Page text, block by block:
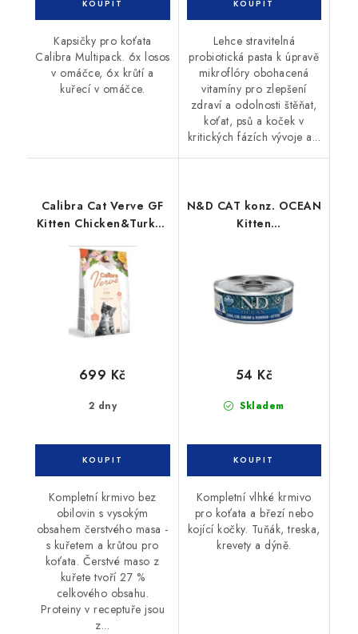
Kapsičky pro koťata
Calibra Multipack. 6x losos
v omáčce, 6x krůtí a
kuřecí v omáčce.
Lehce stravitelná
probiotická pasta k úpravě
mikroflóry obohacená
vitamíny pro zlepšení
zdraví a odolnosti štěňat,
koťat, psů a koček v
kritických fázích vývoje a...
Calibra Cat Verve GF
Kitten Chicken&Turkey
2 dny
699 Kč
Kompletní krmivo bez
obilovin s vysokým
obsahem čerstvého masa -
s kuřetem a krůtou pro
koťata. Čerstvé maso z
kuřete tvoří 27 %
celkového obsahu.
Proteiny v receptuře jsou
z...
N&D CAT konz. OCEAN
Kitten
Skladem
54 Kč
Kompletní vlhké krmivo
pro koťata a březí nebo
kojící kočky. Tuňák, treska,
krevety a dýně.